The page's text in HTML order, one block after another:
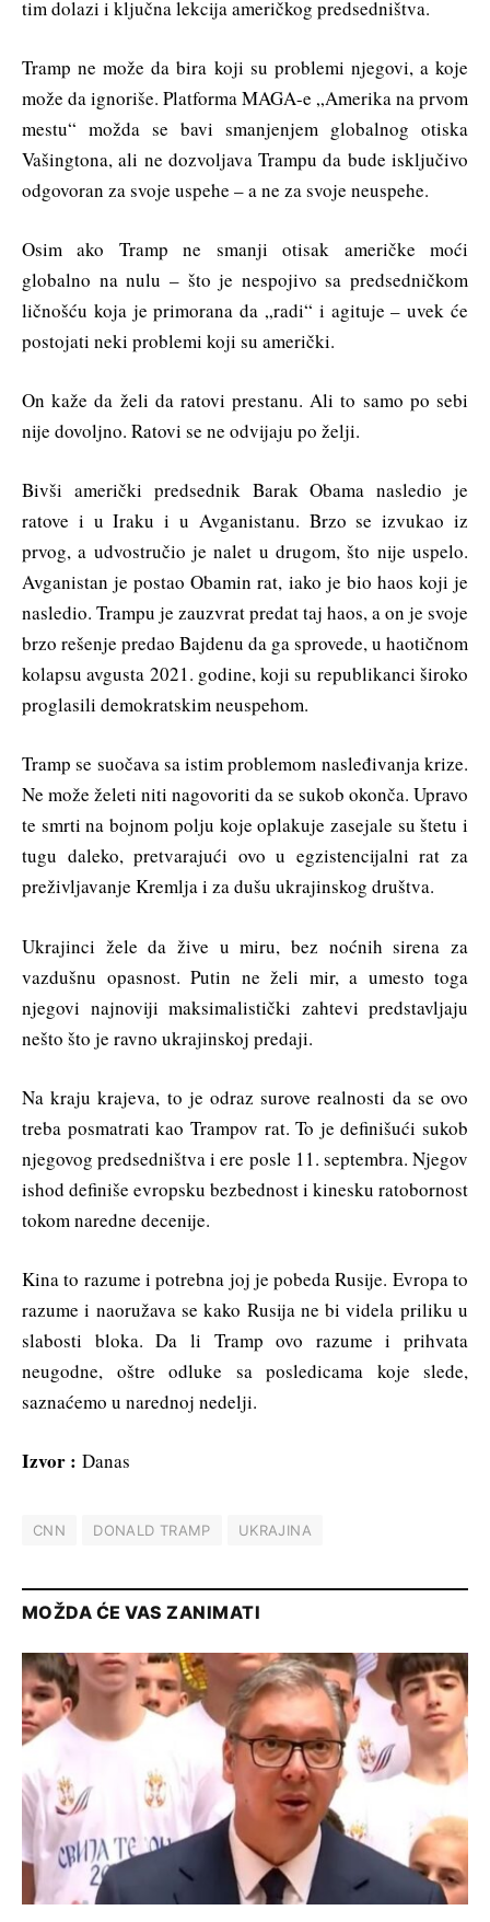
tim dolazi i ključna lekcija američkog predsedništva.
Tramp ne može da bira koji su problemi njegovi, a koje
može da ignoriše. Platforma MAGA-e „Amerika na prvom
mestu“ možda se bavi smanjenjem globalnog otiska
Vašingtona, ali ne dozvoljava Trampu da bude isključivo
odgovoran za svoje uspehe – a ne za svoje neuspehe.
Osim ako Tramp ne smanji otisak američke moći
globalno na nulu – što je nespojivo sa predsedničkom
ličnošću koja je primorana da „radi“ i agituje – uvek će
postojati neki problemi koji su američki.
On kaže da želi da ratovi prestanu. Ali to samo po sebi
nije dovoljno. Ratovi se ne odvijaju po želji.
Bivši američki predsednik Barak Obama nasledio je
ratove i u Iraku i u Avganistanu. Brzo se izvukao iz
prvog, a udvostručio je nalet u drugom, što nije uspelo.
Avganistan je postao Obamin rat, iako je bio haos koji je
nasledio. Trampu je zauzvrat predat taj haos, a on je svoje
brzo rešenje predao Bajdenu da ga sprovede, u haotičnom
kolapsu avgusta 2021. godine, koji su republikanci široko
proglasili demokratskim neuspehom.
Tramp se suočava sa istim problemom nasleđivanja krize.
Ne može želeti niti nagovoriti da se sukob okonča. Upravo
te smrti na bojnom polju koje oplakuje zasejale su štetu i
tugu daleko, pretvarajući ovo u egzistencijalni rat za
preživljavanje Kremlja i za dušu ukrajinskog društva.
Ukrajinci žele da žive u miru, bez noćnih sirena za
vazdušnu opasnost. Putin ne želi mir, a umesto toga
njegovi najnoviji maksimalistički zahtevi predstavljaju
nešto što je ravno ukrajinskoj predaji.
Na kraju krajeva, to je odraz surove realnosti da se ovo
treba posmatrati kao Trampov rat. To je definišući sukob
njegovog predsedništva i ere posle 11. septembra. Njegov
ishod definiše evropsku bezbednost i kinesku ratobornost
tokom naredne decenije.
Kina to razume i potrebna joj je pobeda Rusije. Evropa to
razume i naoružava se kako Rusija ne bi videla priliku u
slabosti bloka. Da li Tramp ovo razume i prihvata
neugodne, oštre odluke sa posledicama koje slede,
saznaćemo u narednoj nedelji.
Izvor : Danas
CNN DONALD TRAMP UKRAJINA
MOŽDA ĆE VAS ZANIMATI